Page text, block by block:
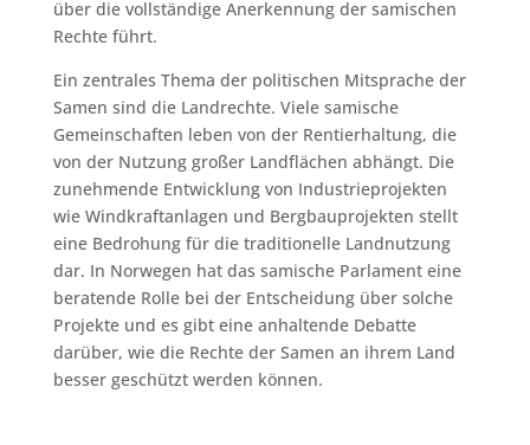
über die vollständige Anerkennung der samischen
Rechte führt.
Ein zentrales Thema der politischen Mitsprache der
Samen sind die Landrechte. Viele samische
Gemeinschaften leben von der Rentierhaltung, die
von der Nutzung großer Landflächen abhängt. Die
zunehmende Entwicklung von Industrieprojekten
wie Windkraftanlagen und Bergbauprojekten stellt
eine Bedrohung für die traditionelle Landnutzung
dar. In Norwegen hat das samische Parlament eine
beratende Rolle bei der Entscheidung über solche
Projekte und es gibt eine anhaltende Debatte
darüber, wie die Rechte der Samen an ihrem Land
besser geschützt werden können.